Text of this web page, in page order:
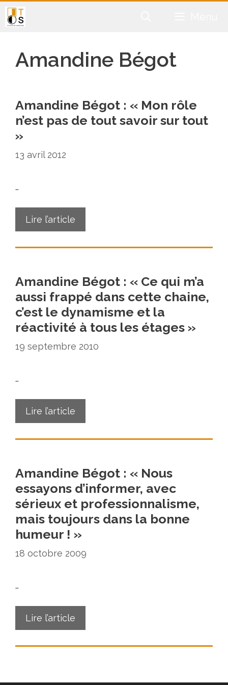
Aller
au
Amandine Bégot
Amandine Bégot : « Mon rôle
n’est pas de tout savoir sur tout
»
13 avril 2012
…
Lire l’article
Amandine Bégot : « Ce qui m’a
aussi frappé dans cette chaine,
c’est le dynamisme et la
réactivité à tous les étages »
19 septembre 2010
…
Lire l’article
Amandine Bégot : « Nous
essayons d’informer, avec
sérieux et professionnalisme,
mais toujours dans la bonne
humeur ! »
18 octobre 2009
…
Lire l’article